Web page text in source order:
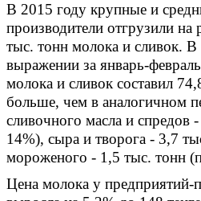
В 2015 году крупные и
производители отгрузили
тыс. тонн молока и сливок. В
выражении за январь-
молока и сливок составил
больше, чем в аналогичном
сливочного масла и спредов
14%), сыра и творога - 3,7
мороженого - 1,5 тыс. тонн
Цена молока у предприятий-